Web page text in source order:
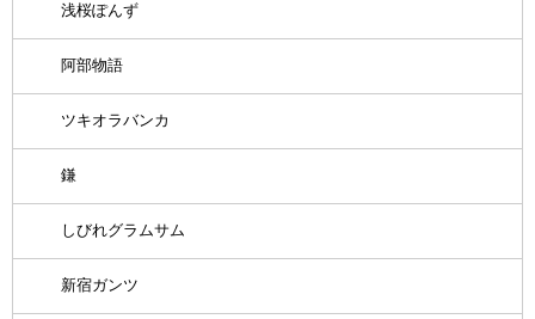
浅桜ぽんず
阿部物語
ツキオラバンカ
鎌
しびれグラムサム
新宿ガンツ